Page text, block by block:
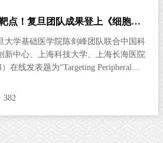
点！复旦团队成果登上《细胞》
大学基础医学院陈剑峰团队联合中国科
新中心、上海科技大学、上海长海医院
在线发表题为“Targeting Peripheral
肠癌抗肿瘤免疫）”的研究论文。这项
经与免疫细胞之间的“神秘对话”，唤
382